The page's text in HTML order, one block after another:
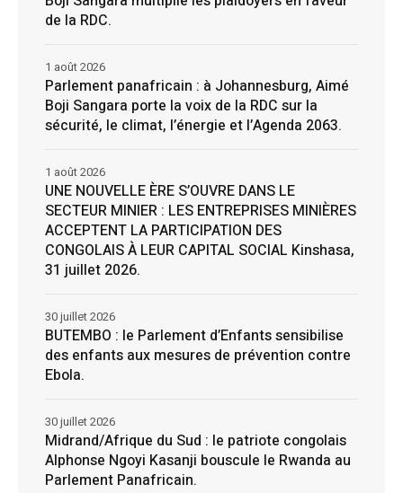
de la RDC.
Parlement panafricain : à Johannesburg, Aimé
Boji Sangara porte la voix de la RDC sur la
sécurité, le climat, l’énergie et l’Agenda 2063.
1 août 2026
UNE NOUVELLE ÈRE S’OUVRE DANS LE
SECTEUR MINIER : LES ENTREPRISES MINIÈRES
ACCEPTENT LA PARTICIPATION DES
CONGOLAIS À LEUR CAPITAL SOCIAL Kinshasa,
31 juillet 2026.
1 août 2026
BUTEMBO : le Parlement d’Enfants sensibilise
des enfants aux mesures de prévention contre
Ebola.
30 juillet 2026
Midrand/Afrique du Sud : le patriote congolais
Alphonse Ngoyi Kasanji bouscule le Rwanda au
Parlement Panafricain.
30 juillet 2026